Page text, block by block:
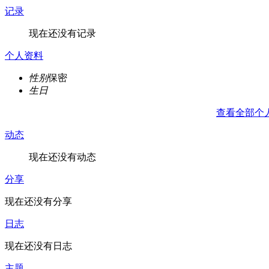
记录
现在还没有记录
个人资料
性别保密
生日
查看全部个
动态
现在还没有动态
分享
现在还没有分享
日志
现在还没有日志